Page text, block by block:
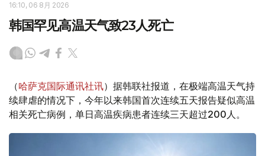
16:10, 06 8月 2026
韩国罕见高温天气致23人死亡
（哈萨克国际通讯社讯）据韩联社报道，在极端高温天气持
续肆虐的情况下，今年以来韩国首次连续五天报告疑似高温
相关死亡病例，单日高温疾病患者连续三天超过200人。